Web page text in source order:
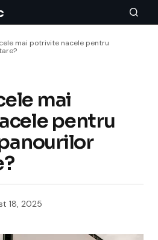
mai potrivite nacele pentru
mai
pentru
18, 2025